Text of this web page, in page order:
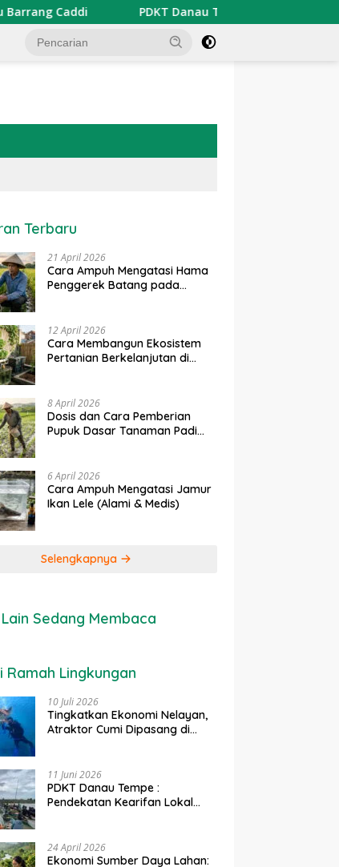
Caddi PDKT Danau Tempe : Pendekatan
IoT dalam
Modern di Indonesia
Ekonomi Sumber Daya Lahan:
Terbaru
21 April 2026
Cara Ampuh Mengatasi Hama
Penggerek Batang pada
12 April 2026
Cara Membangun Ekosistem
Pertanian Berkelanjutan di
8 April 2026
Dosis dan Cara Pemberian
Pupuk Dasar Tanaman Padi
6 April 2026
Cara Ampuh Mengatasi Jamur
Ikan Lele (Alami & Medis)
Selengkapnya
Sedang Membaca
Ramah Lingkungan
10 Juli 2026
Tingkatkan Ekonomi Nelayan,
Atraktor Cumi Dipasang di
11 Juni 2026
PDKT Danau Tempe :
Pendekatan Kearifan Lokal
24 April 2026
Ekonomi Sumber Daya Lahan: